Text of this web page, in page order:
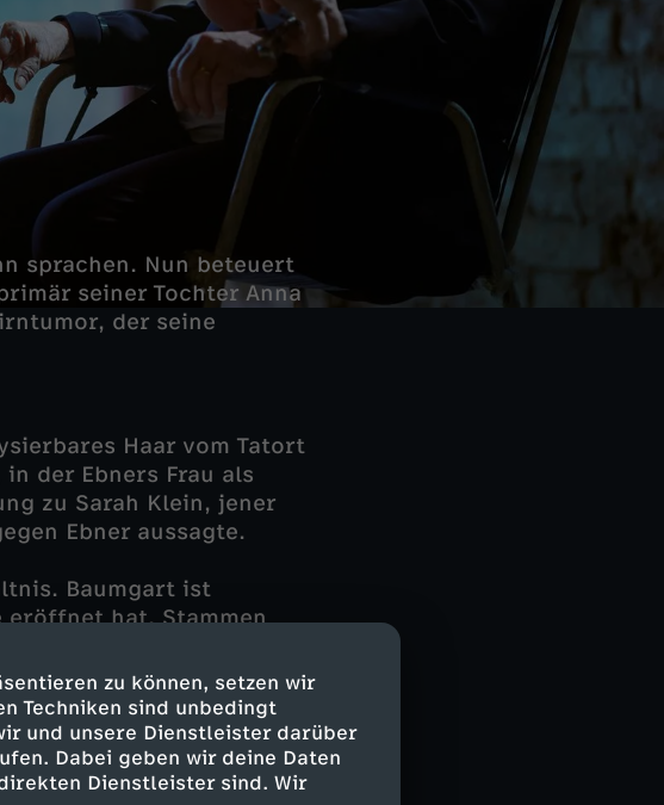
zu können, setzen wir
Techniken sind unbedingt
und unsere Dienstleister darüber
Dabei geben wir deine Daten
Dienstleister sind. Wir
sprachen. Nun beteuert
seiner Tochter Anna
der seine
Haar vom Tatort
der Ebners Frau als
zu Sarah Klein, jener
Ebner aussagte.
Baumgart ist
eröffnet hat. Stammen
Wo liegt die Verbindung
damals
getötet. Anhand
Täter wie einst bei